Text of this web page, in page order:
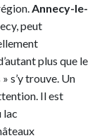
Annecy-le-
peut
plus que le
s’y trouve. Un
Il est
lac